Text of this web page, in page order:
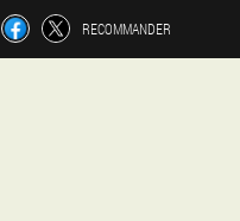
RECOMMANDER